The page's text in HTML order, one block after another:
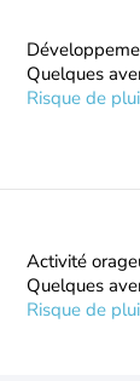
Quelques
Risque de
Activité
Quelques
Risque de